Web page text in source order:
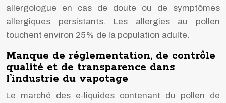
allergologue en cas de doute ou de symptômes
allergiques persistants. Les allergies au pollen
touchent environ 25% de la population adulte.
Manque de réglementation, de contrôle
qualité et de transparence dans
l’industrie du vapotage
Le marché des e-liquides contenant du pollen de